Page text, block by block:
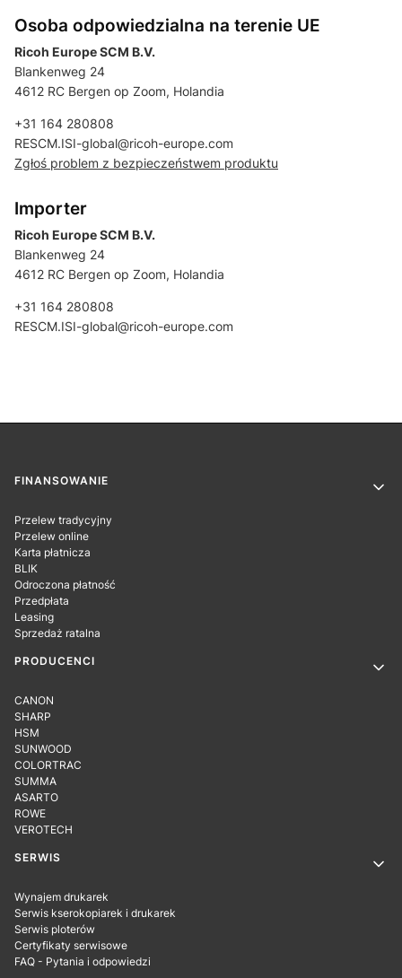
Osoba odpowiedzialna na terenie UE
Ricoh Europe SCM B.V.
Blankenweg 24
4612 RC Bergen op Zoom, Holandia
+31 164 280808
RESCM.ISI-global@ricoh-europe.com
Zgłoś problem z bezpieczeństwem produktu
Importer
Ricoh Europe SCM B.V.
Blankenweg 24
4612 RC Bergen op Zoom, Holandia
+31 164 280808
RESCM.ISI-global@ricoh-europe.com
Linki w stopce
FINANSOWANIE
Przelew tradycyjny
Przelew online
Karta płatnicza
BLIK
Odroczona płatność
Przedpłata
Leasing
Sprzedaż ratalna
PRODUCENCI
CANON
SHARP
HSM
SUNWOOD
COLORTRAC
SUMMA
ASARTO
ROWE
VEROTECH
SERWIS
Wynajem drukarek
Serwis kserokopiarek i drukarek
Serwis ploterów
Certyfikaty serwisowe
FAQ - Pytania i odpowiedzi